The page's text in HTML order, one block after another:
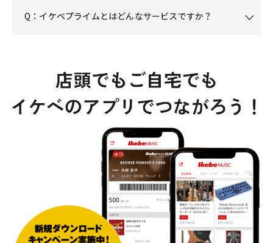
Q：イケベプライムとはどんなサービスですか？